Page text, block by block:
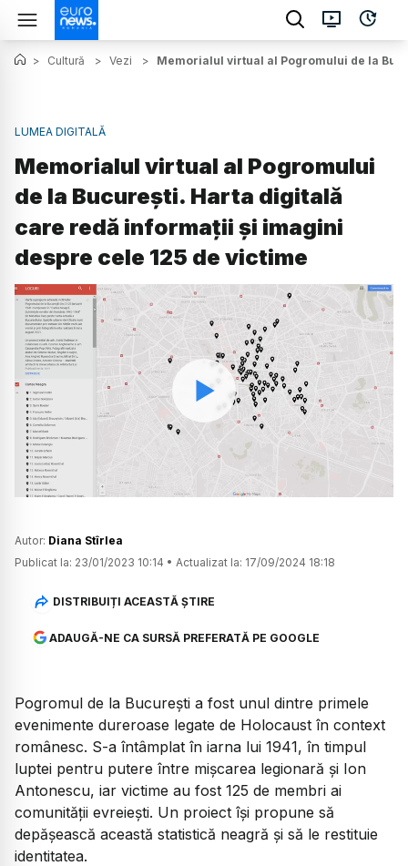
> Cultură > Vezi > Memorialul virtual al Pogromului de la
LUMEA DIGITALĂ
Memorialul virtual al Pogromului
de la București. Harta digitală
care redă informații și imagini
despre cele 125 de victime
Watch
Autor: Diana Stîrlea
Publicat la: 23/01/2023 10:14 • Actualizat la: 17/09/2024 18:18
DISTRIBUIȚI ACEASTĂ ȘTIRE
ADAUGĂ-NE CA SURSĂ PREFERATĂ PE GOOGLE
Pogromul de la București a fost unul dintre primele
evenimente dureroase legate de Holocaust în context
românesc. S-a întâmplat în iarna lui 1941, în timpul
luptei pentru putere între mișcarea legionară și Ion
Antonescu, iar victime au fost 125 de membri ai
comunității evreiești. Un proiect își propune să
depășească această statistică neagră și să le restituie
identitatea.